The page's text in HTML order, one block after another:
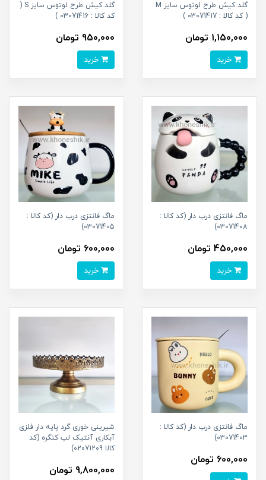
گلد کیش طرح لوتوس سایز M
( کد کالا : 03071417 )
1,150,000 تومان
گلد کیش طرح لوتوس سایز S (
کد کالا : 03071416 )
950,000 تومان
ماگ فانتزی درب دار (کد کالا :
03071408)
450,000 تومان
ماگ فانتزی درب دار (کد کالا :
03071405)
600,000 تومان
ماگ فانتزی درب دار (کد کالا :
03071403)
600,000 تومان
شیرینی خوری گرد پایه دار فلزی
آبکاری آنتیک لب کنگره (کد
کالا 02071209)
9,800,000 تومان